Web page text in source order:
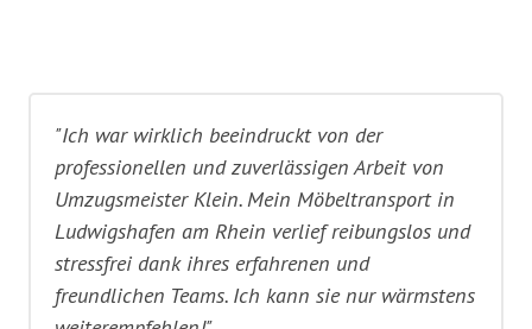
"Ich war wirklich beeindruckt von der
professionellen und zuverlässigen Arbeit von
Umzugsmeister Klein. Mein Möbeltransport in
Ludwigshafen am Rhein verlief reibungslos und
stressfrei dank ihres erfahrenen und
freundlichen Teams. Ich kann sie nur wärmstens